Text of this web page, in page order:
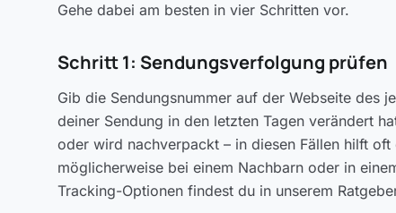
Gehe dabei am besten in vier Schritten vor.
Schritt 1: Sendungsverfolgung prüfen
Gib die Sendungsnummer auf der Webseite des
deiner Sendung in den letzten Tagen verändert
oder wird nachverpackt – in diesen Fällen hilft
möglicherweise bei einem Nachbarn oder in
Tracking-Optionen findest du in unserem